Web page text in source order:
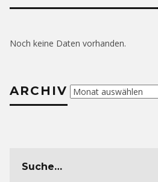
Noch keine Daten vorhanden.
ARCHIV Archiv